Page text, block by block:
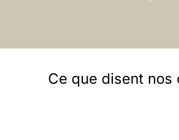
Ce que disent nos